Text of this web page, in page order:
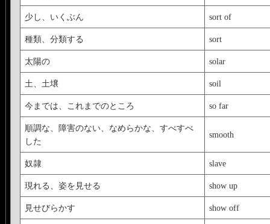
少し、いくぶん sort of
種類、分類する sort
太陽の solar
土、土壌 soil
今までは、これまでのところ so far
順調な、障害のない、なめらかな、すべすべ
した
smooth
奴隷 slave
現れる、姿を見せる show up
見せびらかす show off